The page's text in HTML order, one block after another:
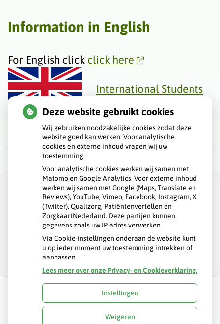
Information in English
For English click click here
International Students
U heeft geen toestemming gegeven voor
externe inhoud die nodig is om dit te
zien.
Cookie-instellingen wijzigen
Deze website gebruikt cookies
Wij gebruiken noodzakelijke cookies zodat deze
website goed kan werken. Voor analytische
cookies en externe inhoud vragen wij uw
toestemming.
Voor analytische cookies werken wij samen met
Matomo en Google Analytics. Voor externe inhoud
werken wij samen met Google (Maps, Translate en
Reviews), YouTube, Vimeo, Facebook, Instagram, X
(Twitter), Qualizorg, Patiëntenvertellen en
ZorgkaartNederland. Deze partijen kunnen
gegevens zoals uw IP-adres verwerken.
Via Cookie-instellingen onderaan de website kunt
u op ieder moment uw toestemming intrekken of
aanpassen.
Lees meer over onze Privacy- en Cookieverklaring.
Instellingen
Weigeren